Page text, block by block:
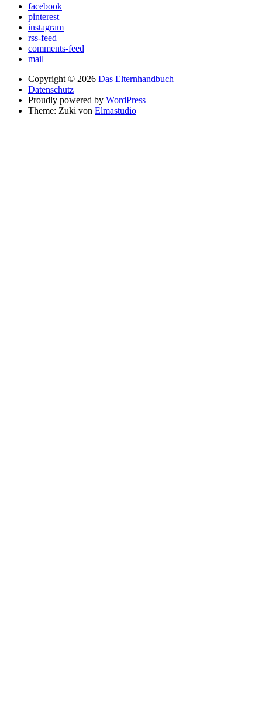
facebook
pinterest
instagram
rss-feed
comments-feed
mail
Copyright © 2026 Das Elternhandbuch
Datenschutz
Proudly powered by WordPress
Theme: Zuki von Elmastudio